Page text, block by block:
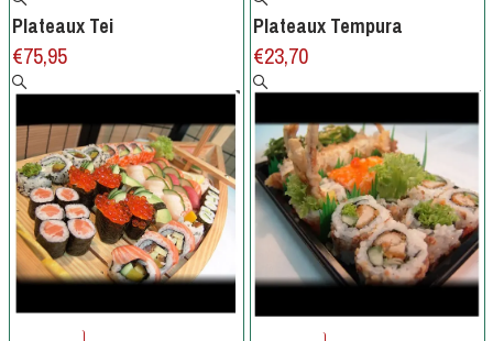
Plateaux Tei
€75,95
Plateaux Tempura
€23,70